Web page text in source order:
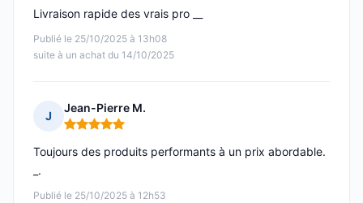
Publié le 25/10/2025 à 13h08
suite à un achat du 14/10/2025
Livraison rapide des vrais pro __
J
Jean-Pierre M.
Note : 5 sur 5
Publié le 25/10/2025 à 12h53
Toujours des produits performants à un prix abordable.
_.